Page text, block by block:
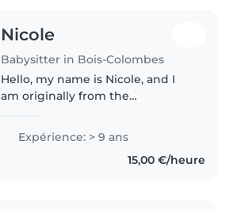
Nicole
Babysitter in Bois-Colombes
Hello, my name is Nicole, and I
am originally from the
caring for children of different
ages, including helping with
daily routines, preparing meals,..
Expérience: > 9 ans
15,00 €/heure